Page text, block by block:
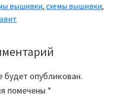
вышивки, схемы вышивки,
будет опубликован.
помечены *